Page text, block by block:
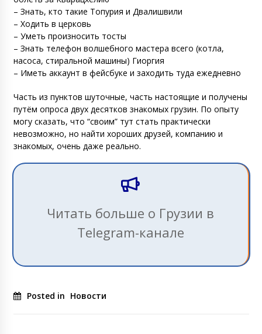
– Знать, кто такие Топурия и Двалишвили
– Ходить в церковь
– Уметь произносить тосты
– Знать телефон волшебного мастера всего (котла,
насоса, стиральной машины) Гиоргия
– Иметь аккаунт в фейсбуке и заходить туда ежедневно
Часть из пунктов шуточные, часть настоящие и получены
путём опроса двух десятков знакомых грузин. По опыту
могу сказать, что “своим” тут стать практически
невозможно, но найти хороших друзей, компанию и
знакомых, очень даже реально.
Читать больше о Грузии в
Telegram-канале
Posted in Новости